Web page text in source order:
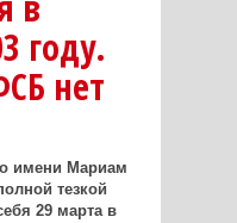
году.
нет
имени Мариам
тезкой
29 марта в